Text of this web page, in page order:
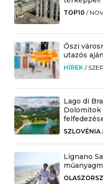
TOP10 /
Őszi
utazós
HÍREK /
Lago di
Dolomitok
SZLOVÉNIA
Lignano